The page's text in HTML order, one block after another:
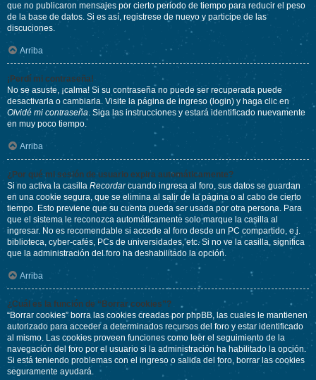
que no publicaron mensajes por cierto periodo de tiempo para reducir el peso
de la base de datos. Si es así, registrese de nuevo y participe de las
discuciones.
Arriba
¡Perdí mi contraseña!
No se asuste, ¡calma! Si su contraseña no puede ser recuperada puede
desactivarla o cambiarla. Visite la página de ingreso (login) y haga clic en
Olvidé mi contraseña. Siga las instrucciones y estará identificado nuevamente
en muy poco tiempo.
Arriba
¿Por qué mi sesión de usuario expira automáticamente?
Si no activa la casilla Recordarcuando ingresa al foro, sus datos se guardan
en una cookie segura, que se elimina al salir de la página o al cabo de cierto
tiempo. Esto previene que su cuenta pueda ser usada por otra persona. Para
que el sistema le reconozca automáticamente solo marque la casilla al
ingresar. No es recomendable si accede al foro desde un PC compartido, e.j.
biblioteca, cyber-cafés, PCs de universidades, etc. Si no ve la casilla, significa
que la administración del foro ha deshabilitado la opción.
Arriba
¿Cuál es la función de “Borrar cookies”?
“Borrar cookies” borra las cookies creadas por phpBB, las cuales le mantienen
autorizado para acceder a determinados recursos del foro y estar identificado
al mismo. Las cookies proveen funciones como leer el seguimiento de la
navegación del foro por el usuario si la administración ha habilitado la opción.
Si está teniendo problemas con el ingreso o salida del foro, borrar las cookies
seguramente ayudará.